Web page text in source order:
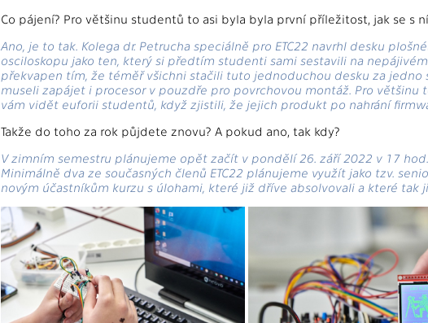
Co pájení? Pro většinu studentů to asi byla byla první příležitost, jak se s
Ano, je to tak. Kolega dr. Petrucha speciálně pro ETC22 navrhl desku
osciloskopu jako ten, který si předtím studenti sami sestavili na
překvapen tím, že téměř všichni stačili tuto jednoduchou desku za
museli zapájet i procesor v pouzdře pro povrchovou montáž. Pro
vám vidět euforii studentů, když zjistili, že jejich produkt po nahrání
Takže do toho za rok půjdete znovu? A pokud ano, tak kdy?
V zimním semestru plánujeme opět začít v pondělí 26. září 2022 v 17
Minimálně dva ze současných členů ETC22 plánujeme využít jako tzv.
novým účastníkům kurzu s úlohami, které již dříve absolvovali a které tak